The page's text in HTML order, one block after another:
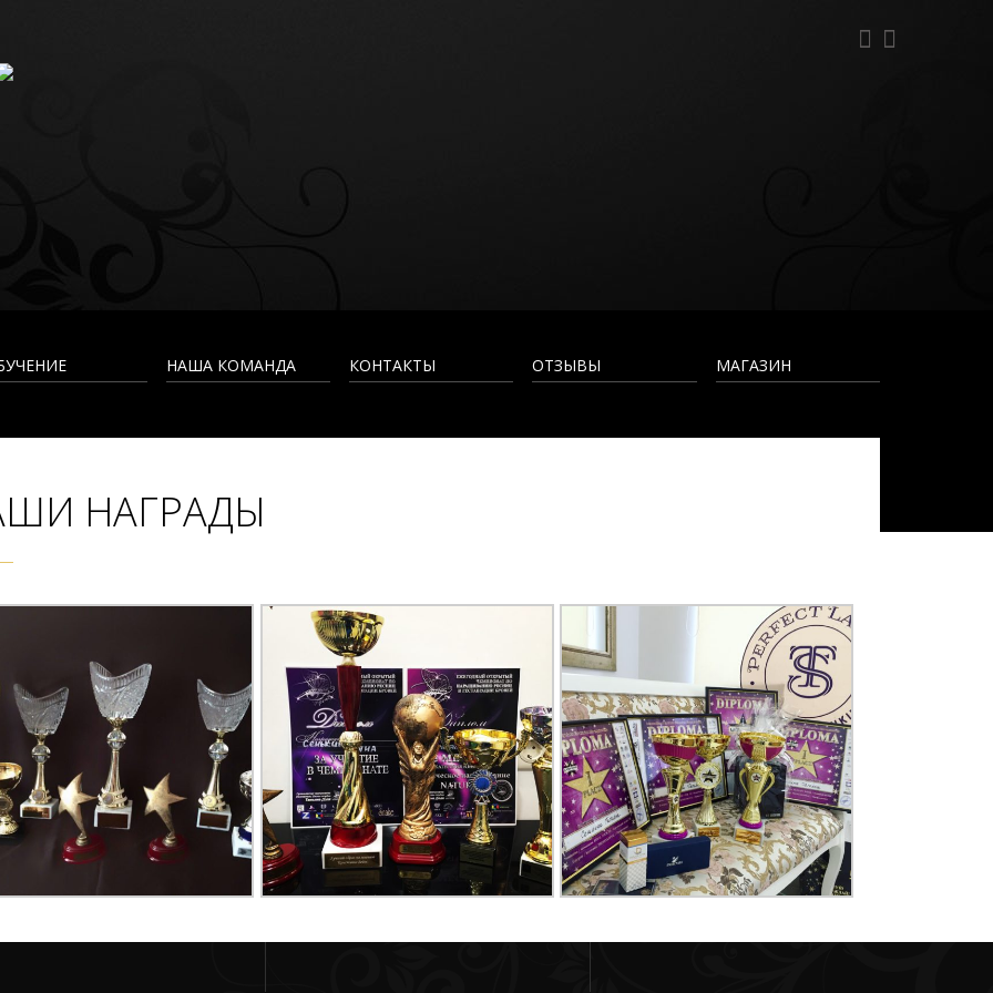
НАША КОМАНДА КОНТАКТЫ ОТЗЫВЫ МАГАЗИН
НАГРАДЫ